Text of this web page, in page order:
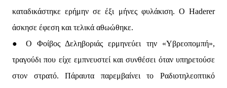
καταδικάστηκε ερήμην σε έξι μήνες φυλάκιση. Ο Haderer
άσκησε έφεση και τελικά αθωώθηκε.
● Ο Φοίβος Δεληβοριάς ερμηνεύει την «Υβρεοπομπή»,
τραγούδι που είχε εμπνευστεί και συνθέσει όταν υπηρετούσε
στον στρατό. Πάραυτα παρεμβαίνει το Ραδιοτηλεοπτικό